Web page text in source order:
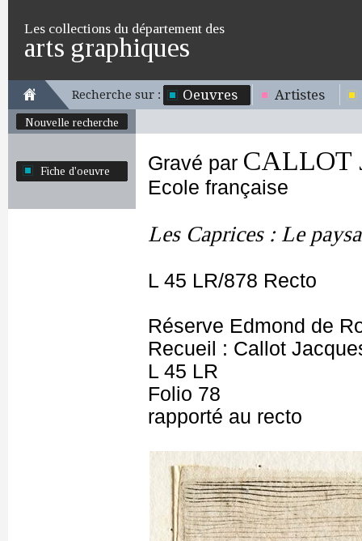
Les collections du département des
arts graphiques
Recherche sur : Oeuvres Artistes
Nouvelle recherche
Fiche d'oeuvre Gravé par CALLOT
Ecole française
Les Caprices : Le
L 45 LR/878 Recto
Réserve Edmond de
Recueil : Callot
L 45 LR
Folio 78
rapporté au recto